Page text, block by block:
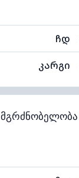
ჩდ
კარგი
44% (ოდნავ მშრალი)
6°C
მგრძნობელობა